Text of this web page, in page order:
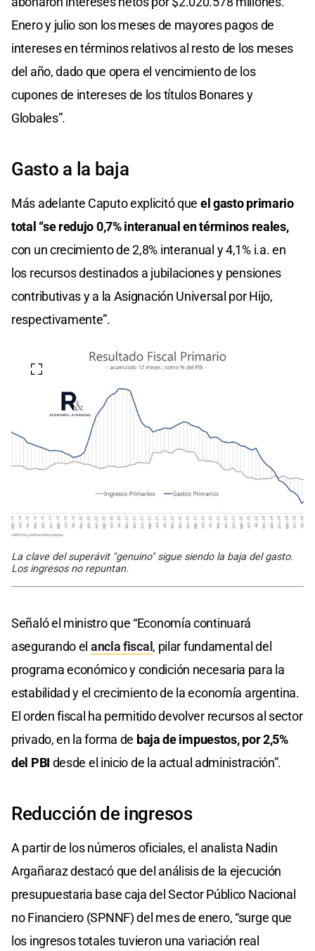
Enero y julio son los meses de mayores pagos de
intereses en términos relativos al resto de los meses
del año, dado que opera el vencimiento de los
cupones de intereses de los títulos Bonares y
Globales”.
Gasto a la baja
Más adelante Caputo explicitó que el gasto primario
total “se redujo 0,7% interanual en términos reales,
con un crecimiento de 2,8% interanual y 4,1% i.a. en
los recursos destinados a jubilaciones y pensiones
contributivas y a la Asignación Universal por Hijo,
respectivamente”.
La clave del superávit "genuino" sigue siendo la baja del gasto.
Los ingresos no repuntan.
Señaló el ministro que “Economía continuará
asegurando el ancla fiscal, pilar fundamental del
programa económico y condición necesaria para la
estabilidad y el crecimiento de la economía argentina.
El orden fiscal ha permitido devolver recursos al sector
privado, en la forma de baja de impuestos, por 2,5%
del PBI desde el inicio de la actual administración”.
Reducción de ingresos
A partir de los números oficiales, el analista Nadin
Argañaraz destacó que del análisis de la ejecución
presupuestaria base caja del Sector Público Nacional
no Financiero (SPNNF) del mes de enero, “surge que
los ingresos totales tuvieron una variación real